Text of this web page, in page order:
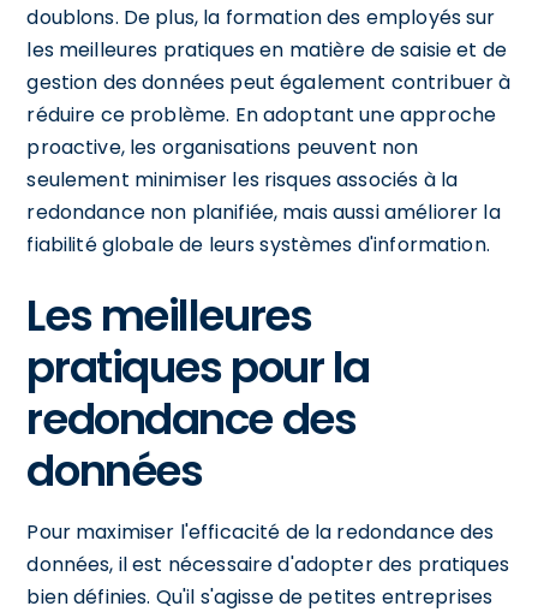
doublons. De plus, la formation des employés sur
les meilleures pratiques en matière de saisie et de
gestion des données peut également contribuer à
réduire ce problème. En adoptant une approche
proactive, les organisations peuvent non
seulement minimiser les risques associés à la
redondance non planifiée, mais aussi améliorer la
fiabilité globale de leurs systèmes d'information.
Les meilleures
pratiques pour la
redondance des
données
Pour maximiser l'efficacité de la redondance des
données, il est nécessaire d'adopter des pratiques
bien définies. Qu'il s'agisse de petites entreprises